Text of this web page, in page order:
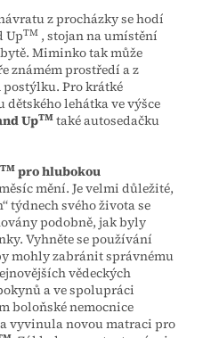
z procházky se hodí
UpTM , stojan na umístění
Miminko tak může
známém prostředí a z
Pro krátké
lehátka ve výšce
UpTM také autosedačku
TM pro hlubokou
mění. Je velmi důležité,
týdnech svého života se
podobně, jak byly
Vyhněte se používání
mohly zabránit správnému
vědeckých
a ve spolupráci
boloňské nemocnice
vyvinula novou matraci pro